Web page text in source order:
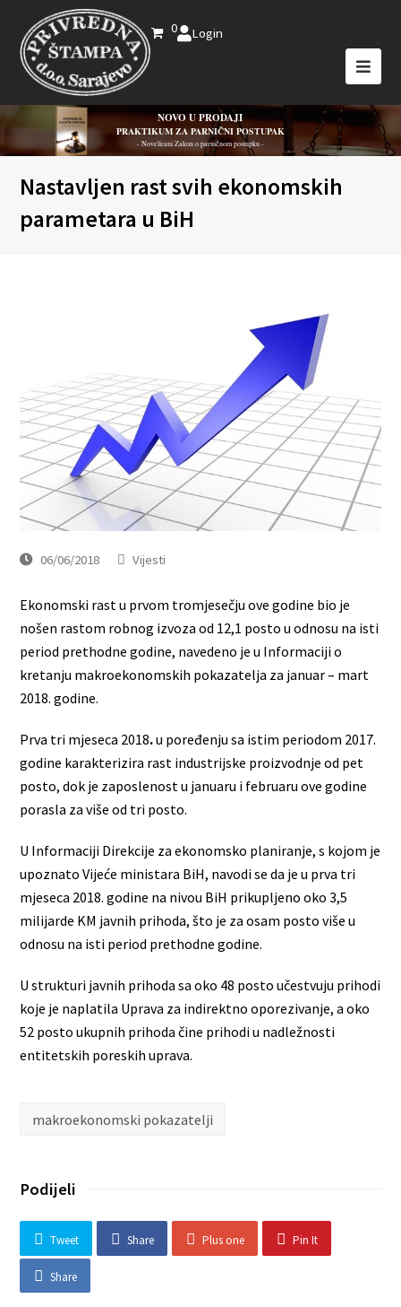
0 Login
NOVO U PRODAJI
PRAKTIKUM ZA PARNIČNI POSTUPAK
- Novelirani Zakon o parničnom postupku -
Nastavljen rast svih ekonomskih
parametara u BiH
06/06/2018 Vijesti
Ekonomski rast u prvom tromjesečju ove godine bio je
nošen rastom robnog izvoza od 12,1 posto u odnosu na isti
period prethodne godine, navedeno je u Informaciji o
kretanju makroekonomskih pokazatelja za januar – mart
2018. godine.
Prva tri mjeseca 2018.u poređenju sa istim periodom 2017.
godinе karakterizira rast industrijske proizvodnje od pet
posto, dok je zaposlenost u januaru i februaru ove godine
porasla za više od tri posto.
U Informaciji Direkcije za ekonomsko planiranje, s kojom je
upoznato Vijeće ministara BiH, navodi se da je u prva tri
mjeseca 2018. godine na nivou BiH prikupljeno oko 3,5
milijarde KM javnih prihoda, što je za osam posto više u
odnosu na isti period prethodne godine.
U strukturi javnih prihoda sa oko 48 posto učestvuju prihodi
koje je naplatila Uprava za indirektno oporezivanje, a oko
52 posto ukupnih prihoda čine prihodi u nadležnosti
entitetskih poreskih uprava.
makroekonomski pokazatelji
Podijeli
Tweet Share Plus one Pin It
Share